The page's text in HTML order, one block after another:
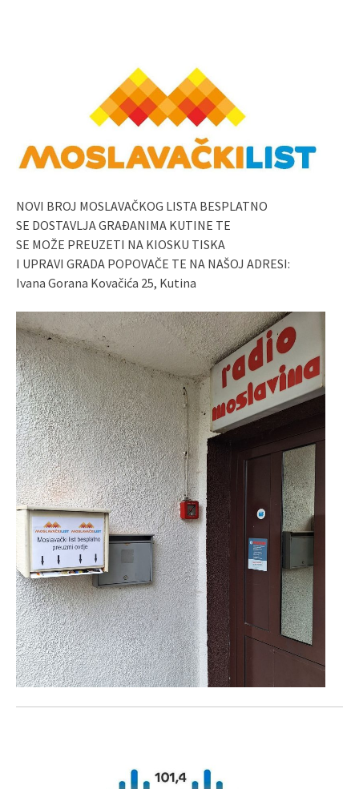
NOVI BROJ MOSLAVAČKOG LISTA BESPLATNO
SE DOSTAVLJA GRAĐANIMA KUTINE TE
SE MOŽE PREUZETI NA KIOSKU TISKA
I UPRAVI GRADA POPOVAČE TE NA NAŠOJ ADRESI:
Ivana Gorana Kovačića 25, Kutina